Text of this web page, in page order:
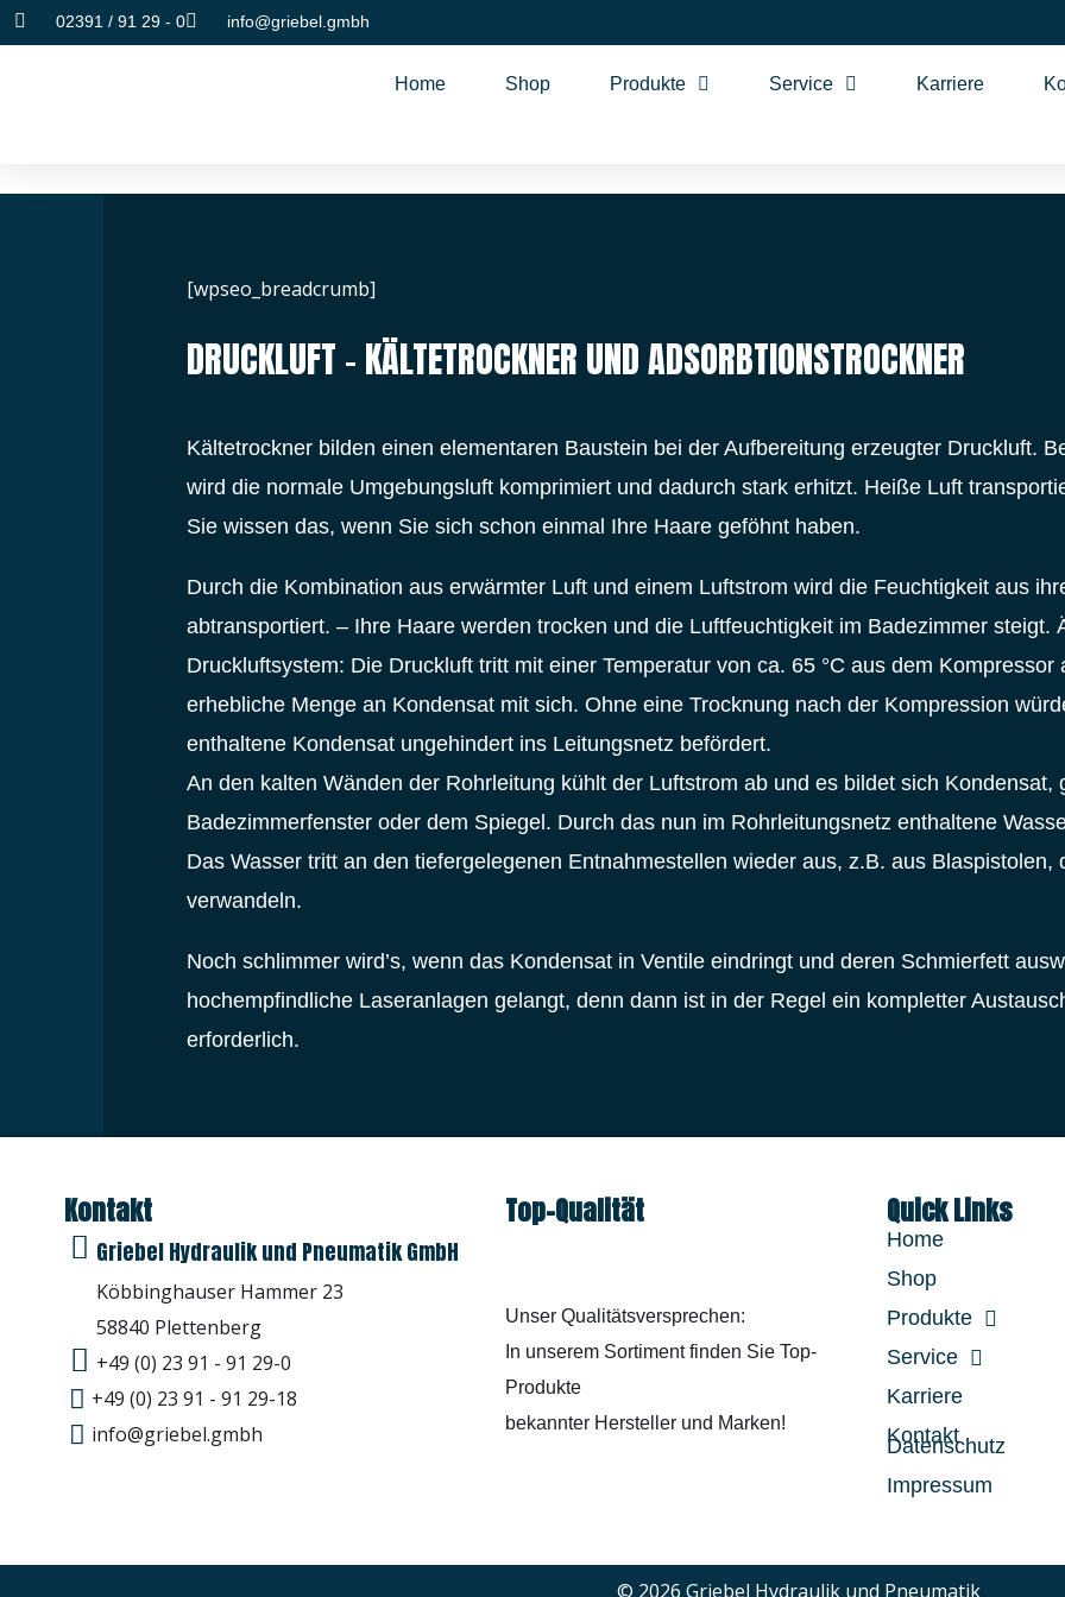
02391 / 91 29 - 0 info@griebel.gmbh
Home Shop Produkte Service Karriere
[wpseo_breadcrumb]
DRUCKLUFT - KÄLTETROCKNER UND ADSORBTIONSTROCKNER
Kältetrockner bilden einen elementaren Baustein bei der Aufbereitung erzeugter Druckluft.
wird die normale Umgebungsluft komprimiert und dadurch stark erhitzt. Heiße Luft
Sie wissen das, wenn Sie sich schon einmal Ihre Haare geföhnt haben.
Durch die Kombination aus erwärmter Luft und einem Luftstrom wird die Feuchtigkeit aus
abtransportiert. – Ihre Haare werden trocken und die Luftfeuchtigkeit im Badezimmer steigt.
Druckluftsystem: Die Druckluft tritt mit einer Temperatur von ca. 65 °C aus dem
erhebliche Menge an Kondensat mit sich. Ohne eine Trocknung nach der Kompression
enthaltene Kondensat ungehindert ins Leitungsnetz befördert.
An den kalten Wänden der Rohrleitung kühlt der Luftstrom ab und es bildet sich Kondensat,
Badezimmerfenster oder dem Spiegel. Durch das nun im Rohrleitungsnetz enthaltene
Das Wasser tritt an den tiefergelegenen Entnahmestellen wieder aus, z.B. aus Blaspistolen,
verwandeln.
Noch schlimmer wird’s, wenn das Kondensat in Ventile eindringt und deren Schmierfett
hochempfindliche Laseranlagen gelangt, denn dann ist in der Regel ein kompletter
erforderlich.
Kontakt
Griebel Hydraulik und Pneumatik GmbH
Köbbinghauser Hammer 23
58840 Plettenberg
+49 (0) 23 91 - 91 29-0
+49 (0) 23 91 - 91 29-18
info@griebel.gmbh
Top-Qualität
Unser Qualitätsversprechen:
In unserem Sortiment finden Sie Top-
Produkte
bekannter Hersteller und Marken!
Quick Links
Home
Shop
Produkte
Service
Karriere
Kontakt
Datenschutz
Impressum
© 2026 Griebel Hydraulik und Pneumatik